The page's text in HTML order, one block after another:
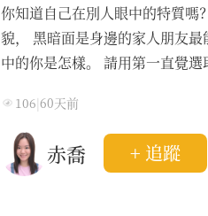
你知道自己在別人眼中的特質嗎
貌， 黑暗面是身邊的家人朋友
中的你是怎樣。 請用第一直覺
106|60天前
赤喬 + 追蹤